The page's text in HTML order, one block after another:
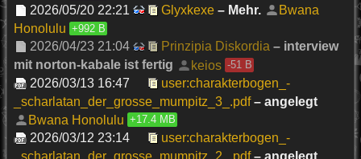
2026/05/20 22:21 Glyxkexe – Mehr.
Bwana
Honolulu +992 B
2026/04/23 21:04 Prinzipia Diskordia – interview
mit norton-kabale ist fertig
keios -51 B
2026/03/13 16:47
user:charakterbogen_-
_scharlatan_der_grosse_mumpitz_3_.pdf – angelegt
Bwana Honolulu +17.4 MB
2026/03/12 23:14
user:charakterbogen_-
_scharlatan_der_grosse_mumpitz_2_.pdf – angelegt